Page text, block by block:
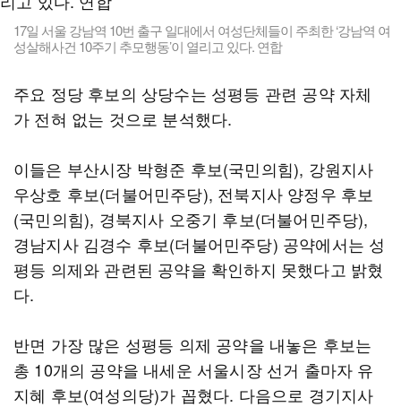
17일 서울 강남역 10번 출구 일대에서 여성단체들이 주최한 ‘강남역 여
성살해사건 10주기 추모행동’이 열리고 있다. 연합
주요 정당 후보의 상당수는 성평등 관련 공약 자체
가 전혀 없는 것으로 분석했다.
이들은 부산시장 박형준 후보(국민의힘), 강원지사
우상호 후보(더불어민주당), 전북지사 양정우 후보
(국민의힘), 경북지사 오중기 후보(더불어민주당),
경남지사 김경수 후보(더불어민주당) 공약에서는 성
평등 의제와 관련된 공약을 확인하지 못했다고 밝혔
다.
반면 가장 많은 성평등 의제 공약을 내놓은 후보는
총 10개의 공약을 내세운 서울시장 선거 출마자 유
지혜 후보(여성의당)가 꼽혔다. 다음으로 경기지사